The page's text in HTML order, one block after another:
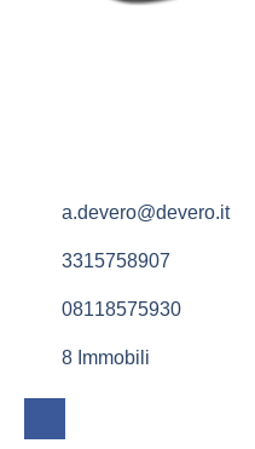
a.devero@devero.it
3315758907
08118575930
8 Immobili